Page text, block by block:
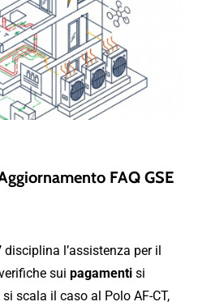
FAQ GSE
disciplina l’assistenza per il
sui pagamenti si
scala il caso al Polo AF-CT,